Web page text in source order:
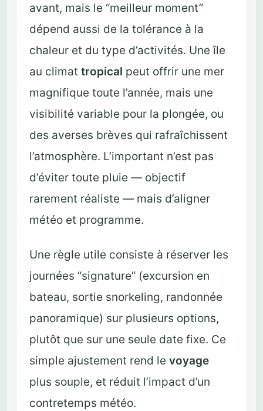
avant, mais le “meilleur moment”
dépend aussi de la tolérance à la
chaleur et du type d’activités. Une île
au climat tropical peut offrir une mer
magnifique toute l’année, mais une
visibilité variable pour la plongée, ou
des averses brèves qui rafraîchissent
l’atmosphère. L’important n’est pas
d’éviter toute pluie — objectif
rarement réaliste — mais d’aligner
météo et programme.
Une règle utile consiste à réserver les
journées “signature” (excursion en
bateau, sortie snorkeling, randonnée
panoramique) sur plusieurs options,
plutôt que sur une seule date fixe. Ce
simple ajustement rend le voyage
plus souple, et réduit l’impact d’un
contretemps météo.